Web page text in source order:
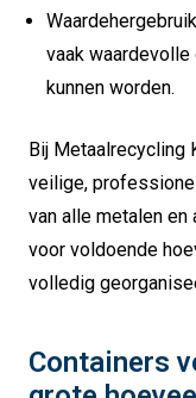
vaak
kunnen worden.
Bij Metaalrecycling
veilige,
van alle metalen en
voor voldoende
volledig
Containers